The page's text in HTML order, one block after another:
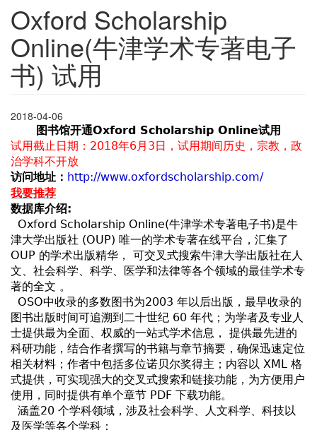
Oxford Scholarship
Online(牛津学术专著电子
书) 试用
2018-04-06
图书馆开通Oxford Scholarship Online试用
试用截止日期：2018年6月3日，试用期间历史，宗教，政
治学科不开放
访问地址： http://www.oxfordscholarship.com/
我要推荐
数据库介绍:
Oxford Scholarship Online(牛津学术专著电子书)是牛
津大学出版社 (OUP) 唯一的学术专著在线平台，汇集了
OUP 的学术出版精华， 可交叉式搜索牛津大学出版社在人
文、社会科学、科学、医学和法律等各个领域的最佳学术专
著的全文 。
OSO中收录的多数图书为2003 年以后出版，最早收录的
图书出版时间可追溯到二十世纪 60 年代；为学者及专业人
士提供最为全面、权威的一站式学术信息， 提供最先进的
科研功能，结合作者撰写的书籍与章节摘要，确保迅速定位
相关材料；作者中包括多位诺贝尔奖得主；内容以 XML 格
式提供，可实现强大的交叉式搜索和链接功能，为方便用户
使用，同时提供有单个章节 PDF 下载功能。
涵盖20 个学科领域，涉及社会科学、人文科学、科技以
及医学等各个学科：